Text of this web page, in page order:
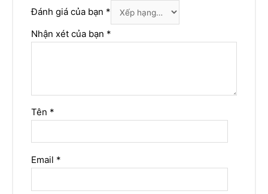
Đánh giá của bạn *
Nhận xét của bạn *
Tên *
Email *